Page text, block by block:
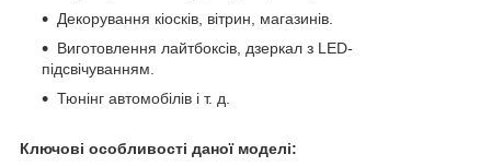
Декорування кіосків, вітрин, магазинів.
Виготовлення лайтбоксів, дзеркал з LED-
підсвічуванням.
Тюнінг автомобілів і т. д.
Ключові особливості даної моделі: